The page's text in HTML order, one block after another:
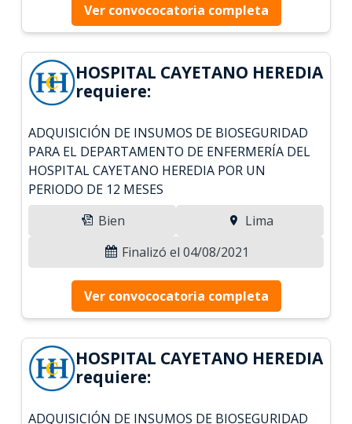
Ver convococatoria completa
HOSPITAL CAYETANO HEREDIA
requiere:
ADQUISICIÓN DE INSUMOS DE BIOSEGURIDAD
PARA EL DEPARTAMENTO DE ENFERMERÍA DEL
HOSPITAL CAYETANO HEREDIA POR UN
PERIODO DE 12 MESES
Bien
Lima
Finalizó el 04/08/2021
Ver convococatoria completa
HOSPITAL CAYETANO HEREDIA
requiere:
ADQUISICIÓN DE INSUMOS DE BIOSEGURIDAD